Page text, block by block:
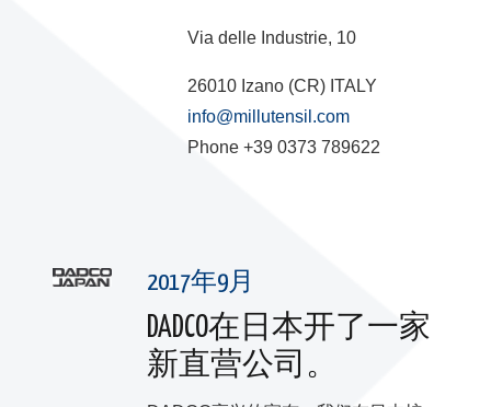
Via delle Industrie, 10
26010 Izano (CR) ITALY
info@millutensil.com
Phone +39 0373 789622
2017年9月
DADCO在日本开了一家
新直营公司。